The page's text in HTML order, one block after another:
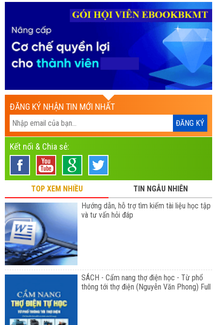
ĐĂNG KÝ NHẬN TIN MỚI NHẤT
Kết nối & Chia sẻ:
TOP XEM NHIỀU
TIN NGẪU NHIÊN
Hướng dẫn, hỗ trợ tìm kiếm tài liệu học tập
và tư vấn hỏi đáp
SÁCH - Cẩm nang thợ điện học - Từ phổ
thông tới thợ điện (Nguyễn Văn Phong) Full